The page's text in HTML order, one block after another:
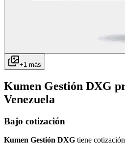
+1 más
Kumen Gestión DXG
Venezuela
Bajo cotización
Kumen Gestión DXG tiene